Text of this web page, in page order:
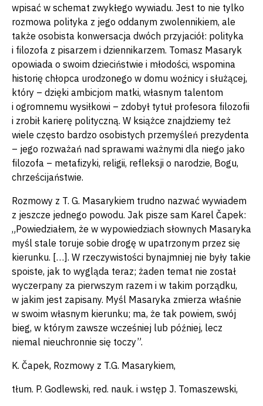
wpisać w schemat zwykłego wywiadu. Jest to nie tylko
rozmowa polityka z jego oddanym zwolennikiem, ale
także osobista konwersacja dwóch przyjaciół: polityka
i filozofa z pisarzem i dziennikarzem. Tomasz Masaryk
opowiada o swoim dzieciństwie i młodości, wspomina
historię chłopca urodzonego w domu woźnicy i służącej,
który – dzięki ambicjom matki, własnym talentom
i ogromnemu wysiłkowi – zdobył tytuł profesora filozofii
i zrobił karierę polityczną. W książce znajdziemy też
wiele często bardzo osobistych przemyśleń prezydenta
– jego rozważań nad sprawami ważnymi dla niego jako
filozofa – metafizyki, religii, refleksji o narodzie, Bogu,
chrześcijaństwie.
Rozmowy z T. G. Masarykiem trudno nazwać wywiadem
z jeszcze jednego powodu. Jak pisze sam Karel Čapek:
„Powiedziałem, że w wypowiedziach słownych Masaryka
myśl stale toruje sobie drogę w upatrzonym przez się
kierunku. […]. W rzeczywistości bynajmniej nie były takie
spoiste, jak to wygląda teraz; żaden temat nie został
wyczerpany za pierwszym razem i w takim porządku,
w jakim jest zapisany. Myśl Masaryka zmierza właśnie
w swoim własnym kierunku; ma, że tak powiem, swój
bieg, w którym zawsze wcześniej lub później, lecz
niemal nieuchronnie się toczy”.
K. Čapek, Rozmowy z T.G. Masarykiem,
tłum. P. Godlewski, red. nauk. i wstęp J. Tomaszewski,